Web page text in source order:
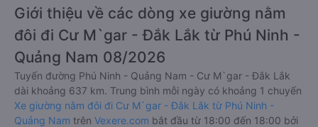
Giới thiệu về các dòng xe giường nằm
đôi đi Cư M`gar - Đắk Lắk từ Phú Ninh -
Quảng Nam 08/2026
Tuyến đường Phú Ninh - Quảng Nam - Cư M`gar - Đắk Lắk
dài khoảng 637 km. Trung bình mỗi ngày có khoảng 1 chuyến
Xe giường nằm đôi đi Cư M`gar - Đắk Lắk từ Phú Ninh -
Quảng Nam trên Vexere.com bắt đầu từ 18:00 đến 18:00 bởi